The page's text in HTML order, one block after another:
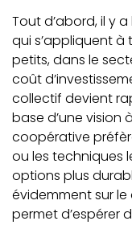
Tout d’abord, il y
qui s’appliquent à
petits, dans le
coût
collectif devient
base d’une vision
coopérative
ou les techniques
options plus
évidemment sur
permet d’espérer